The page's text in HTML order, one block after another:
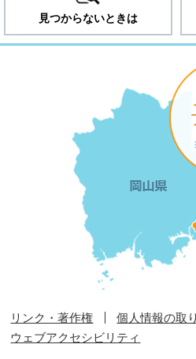
見つからないときは
リンク・著作権
個人情報の取
ウェブアクセシビリティ